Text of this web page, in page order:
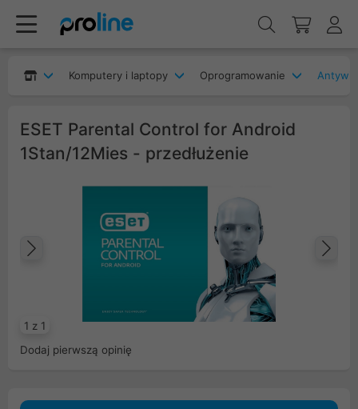
Komputery i laptopy Oprogramowanie
ESET Parental Control for Android
1Stan/12Mies - przedłużenie
1 z 1
Poprzedni
Dodaj pierwszą opinię